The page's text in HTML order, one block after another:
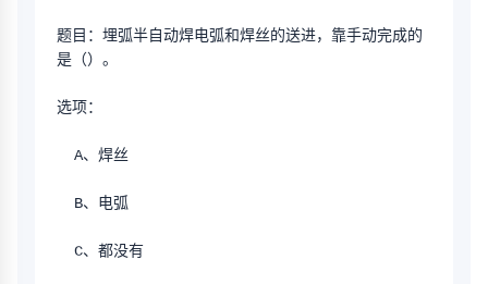
题目：埋弧半自动焊电弧和焊丝的送进，靠手动完成的
是（）。
选项：
  A、焊丝
  B、电弧
  C、都没有